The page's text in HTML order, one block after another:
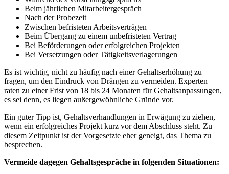
Beim jährlichen Mitarbeitergespräch
Nach der Probezeit
Zwischen befristeten Arbeitsverträgen
Beim Übergang zu einem unbefristeten Vertrag
Bei Beförderungen oder erfolgreichen Projekten
Bei Versetzungen oder Tätigkeitsverlagerungen
Es ist wichtig, nicht zu häufig nach einer Gehaltserhöhung zu
fragen, um den Eindruck von Drängen zu vermeiden. Experten
raten zu einer Frist von 18 bis 24 Monaten für Gehaltsanpassungen,
es sei denn, es liegen außergewöhnliche Gründe vor.
Ein guter Tipp ist, Gehaltsverhandlungen in Erwägung zu ziehen,
wenn ein erfolgreiches Projekt kurz vor dem Abschluss steht. Zu
diesem Zeitpunkt ist der Vorgesetzte eher geneigt, das Thema zu
besprechen.
Vermeide dagegen Gehaltsgespräche in folgenden Situationen: